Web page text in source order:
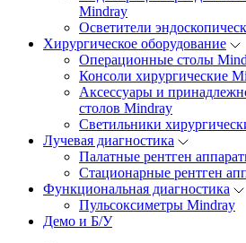
Mindray
Осветители
Хирургическое оборудование
Операционные столы
Консоли хирургические
Аксессуары и
столов Mindray
Светильники
Лучевая диагностика
Палатные рентген
Стационарные рентген
Функциональная диагностика
Пульсоксиметры Mindray
Демо и Б/У